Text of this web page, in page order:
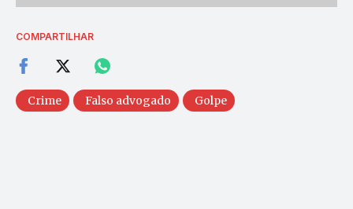
COMPARTILHAR
Crime Falso advogado Golpe